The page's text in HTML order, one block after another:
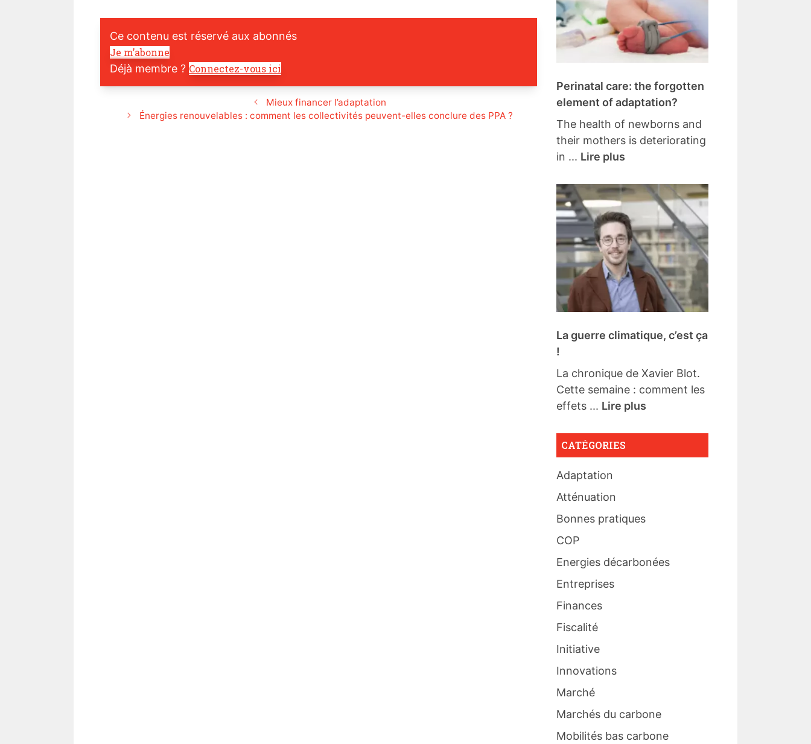
Ce contenu est réservé aux abonnés
Je m’abonne
Déjà membre ? Connectez-vous ici
Mieux financer l’adaptation
Énergies renouvelables : comment les collectivités peuvent-elles conclure des PPA ?
Perinatal care: the forgotten
element of adaptation?
The health of newborns and
their mothers is deteriorating
in ... Lire plus
La guerre climatique, c’est ça
!
La chronique de Xavier Blot.
Cette semaine : comment les
effets ... Lire plus
CATÉGORIES
Adaptation
Atténuation
Bonnes pratiques
COP
Energies décarbonées
Entreprises
Finances
Fiscalité
Initiative
Innovations
Marché
Marchés du carbone
Mobilités bas carbone